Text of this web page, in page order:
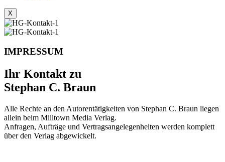
X
IMPRESSUM
Ihr Kontakt zu
Stephan C. Braun
Alle Rechte an den Autorentätigkeiten von Stephan C. Braun liegen
allein beim Milltown Media Verlag.
Anfragen, Aufträge und Vertragsangelegenheiten werden komplett
über den Verlag abgewickelt.